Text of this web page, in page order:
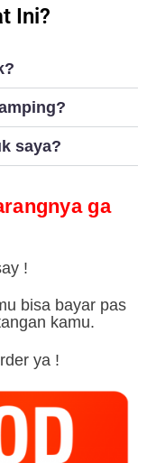
Ini?
saya?
ga
!
bisa bayar pas
kamu.
ya !